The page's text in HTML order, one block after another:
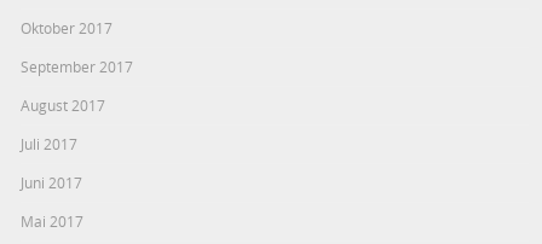
Oktober 2017
September 2017
August 2017
Juli 2017
Juni 2017
Mai 2017